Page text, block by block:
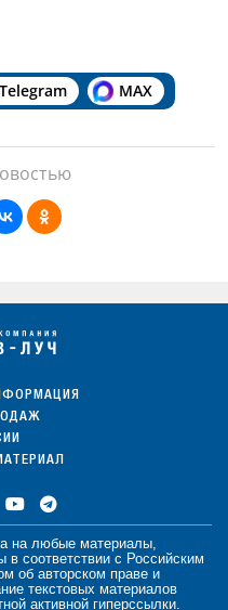
Telegram MAX
на любые материалы,
соответствии с Российским
об авторском праве и
текстовых материалов
активной гиперссылки.